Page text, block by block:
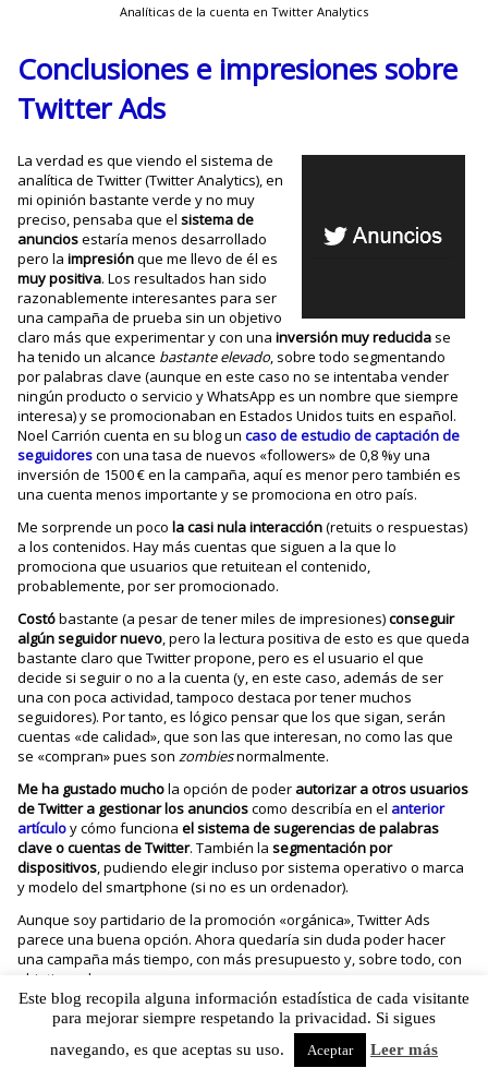
Analíticas de la cuenta en Twitter Analytics
Conclusiones e impresiones sobre
Twitter Ads
La verdad es que viendo el sistema de
analítica de Twitter (Twitter Analytics), en
mi opinión bastante verde y no muy
preciso, pensaba que elsistema de
anunciosestaría menos desarrollado
pero laimpresiónque me llevo de él es
muy positiva. Los resultados han sido
razonablemente interesantes para ser
una campaña de prueba sin un objetivo
claro más que experimentar y con unainversión muy reducida se
ha tenido un alcance bastante elevado, sobre todo segmentando
por palabras clave (aunque en este caso no se intentaba vender
ningún producto o servicio y WhatsApp es un nombre que siempre
interesa) y se promocionaban en Estados Unidos tuits en español.
Noel Carrión cuenta en su blog uncaso de estudio de captación de
seguidorescon una tasa de nuevos «followers» de 0,8 %y una
inversión de 1500 € en la campaña, aquí es menor pero también es
una cuenta menos importante y se promociona en otro país.
Me sorprende un pocola casi nula interacción(retuits o respuestas)
a los contenidos. Hay más cuentas que siguen a la que lo
promociona que usuarios que retuitean el contenido,
probablemente, por ser promocionado.
Costóbastante (a pesar de tener miles de impresiones)conseguir
algún seguidor nuevo , pero la lectura positiva de esto es que queda
bastante claro que Twitter propone, pero es el usuario el que
decide si seguir o no a la cuenta (y, en este caso, además de ser
una con poca actividad, tampoco destaca por tener muchos
seguidores). Por tanto, es lógico pensar que los que sigan, serán
cuentas «de calidad», que son las que interesan, no como las que
se «compran» pues son zombiesnormalmente.
Me ha gustado muchola opción de poder autorizar a otros usuarios
de Twitter a gestionar los anuncioscomo describía en el anterior
artículoy cómo funcionael sistema de sugerencias de palabras
clave o cuentas de Twitter. También lasegmentación por
dispositivos , pudiendo elegir incluso por sistema operativo o marca
y modelo del smartphone (si no es un ordenador).
Aunque soy partidario de la promoción «orgánica», Twitter Ads
parece una buena opción. Ahora quedaría sin duda poder hacer
una campaña más tiempo, con más presupuesto y, sobre todo, con
objetivos claros.
¿Qué opinas de estos datos? ¿Iniciarías una campaña? ¿Quieres
probar en Estados Unidos?
Este blog recopila alguna información estadística de cada visitante
para mejorar siempre respetando la privacidad. Si sigues
navegando, es que aceptas su uso.
Aceptar Leer más